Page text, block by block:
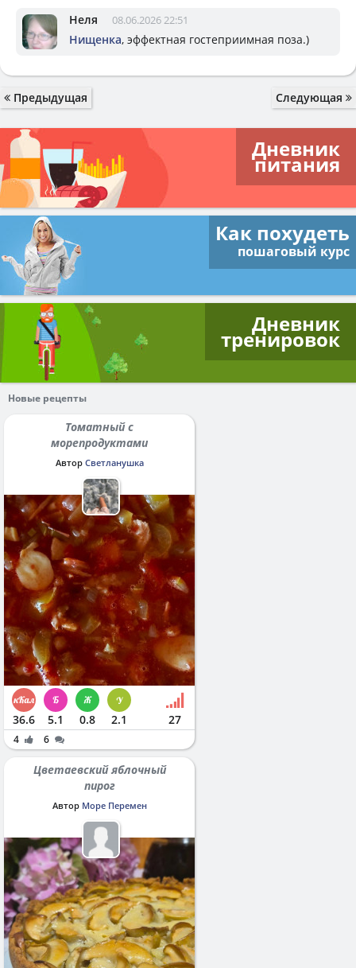
Неля 08.06.2026 22:51
Нищенка, эффектная гостеприимная поза.)
Предыдущая Следующая
Дневник
питания
Как похудеть
пошаговый курс
Дневник
тренировок
Новые рецепты
Томатный с
морепродуктами
Автор Светланушка
36.6 5.1 0.8 2.1 27
4 6
Цветаевский яблочный
пирог
Автор Море Перемен